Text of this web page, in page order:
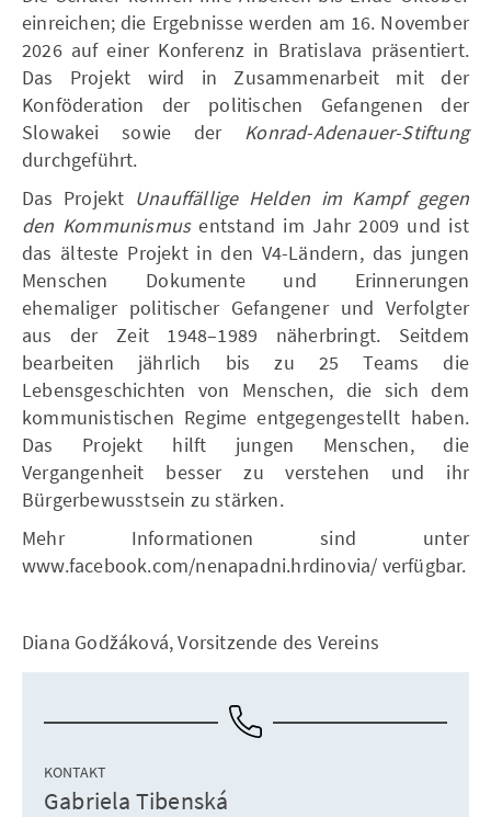
einreichen; die Ergebnisse werden am 16. November
2026 auf einer Konferenz in Bratislava präsentiert.
Das Projekt wird in Zusammenarbeit mit der
Konföderation der politischen Gefangenen der
Slowakei sowie der Konrad-Adenauer-Stiftung
durchgeführt.
Das Projekt Unauffällige Helden im Kampf gegen
den Kommunismusentstand im Jahr 2009 und ist
das älteste Projekt in den V4-Ländern, das jungen
Menschen Dokumente und Erinnerungen
ehemaliger politischer Gefangener und Verfolgter
aus der Zeit 1948–1989 näherbringt. Seitdem
bearbeiten jährlich bis zu 25 Teams die
Lebensgeschichten von Menschen, die sich dem
kommunistischen Regime entgegengestellt haben.
Das Projekt hilft jungen Menschen, die
Vergangenheit besser zu verstehen und ihr
Bürgerbewusstsein zu stärken.
Mehr Informationen sind unter
www.facebook.com/nenapadni.hrdinovia/ verfügbar.
Diana Godžáková, Vorsitzende des Vereins
KONTAKT
Gabriela Tibenská